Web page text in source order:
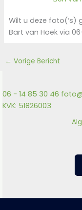
Wilt u deze foto(‘s)
Bart van Hoek via
← Vorige Bericht
06 - 14 85 30 46
KVK: 51826003